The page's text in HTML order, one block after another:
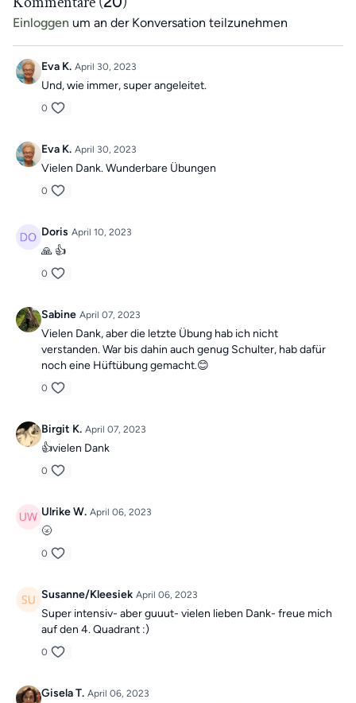
Als App-Mitglied sparst du immer 10 % auf unsere Hilfsmittel im
Shop mit dem Code APP23
>>Hier geht's zum Shop<<
Einloggen um an der Konversation teilzunehmen
Eva K. April 30, 2023
Und, wie immer, super angeleitet.
0
Eva K. April 30, 2023
Vielen Dank. Wunderbare Übungen
0
Doris April 10, 2023
🙏 👍
0
Sabine April 07, 2023
Vielen Dank, aber die letzte Übung hab ich nicht
verstanden. War bis dahin auch genug Schulter, hab dafür
noch eine Hüftübung gemacht.😊
0
Birgit K. April 07, 2023
👍vielen Dank
0
Ulrike W. April 06, 2023
🌝
0
Susanne/Kleesiek April 06, 2023
Super intensiv- aber guuut- vielen lieben Dank- freue mich
auf den 4. Quadrant :)
0
Gisela T. April 06, 2023